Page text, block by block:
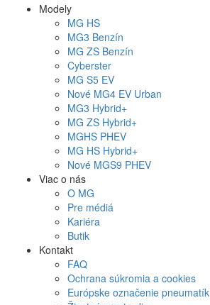
Modely
MG HS
MG3 Benzín
MG ZS Benzín
Cyberster
MG S5 EV
Nové MG4 EV Urban
MG3 Hybrid+
MG ZS Hybrid+
MGHS PHEV
MG HS Hybrid+
Nové MGS9 PHEV
Viac o nás
O MG
Pre médiá
Kariéra
Butik
Kontakt
FAQ
Ochrana súkromia a cookies
Európske označenie pneumatík